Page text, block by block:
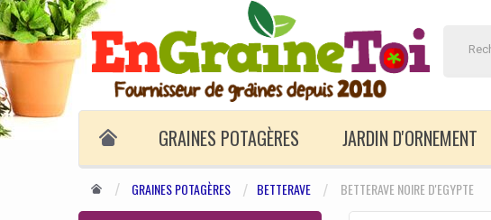
GRAINES POTAGÈRES JARDIN D'ORNEMENT
GRAINES POTAGÈRES BETTERAVE BETTERAVE NOIRE D'EGYPTE